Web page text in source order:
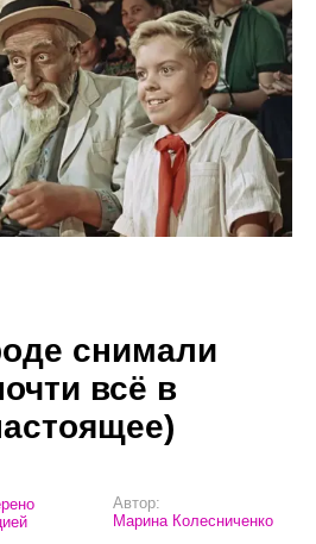
снимали
всё в
Автор:
Марина Колесниченко